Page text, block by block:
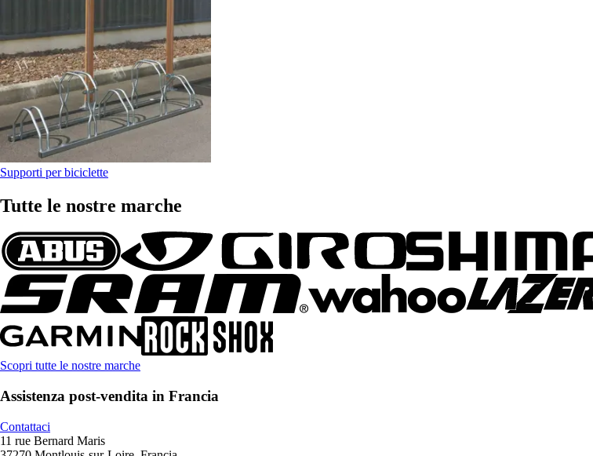
Supporti per biciclette
Tutte le nostre marche
Scopri tutte le nostre marche
Assistenza post-vendita in Francia
Contattaci
11 rue Bernard Maris